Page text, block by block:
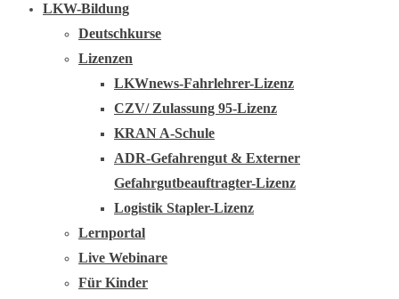
LKW-Bildung
Deutschkurse
Lizenzen
LKWnews-Fahrlehrer-Lizenz
CZV/ Zulassung 95-Lizenz
KRAN A-Schule
ADR-Gefahrengut & Externer
Gefahrgutbeauftragter-Lizenz
Logistik Stapler-Lizenz
Lernportal
Live Webinare
Für Kinder